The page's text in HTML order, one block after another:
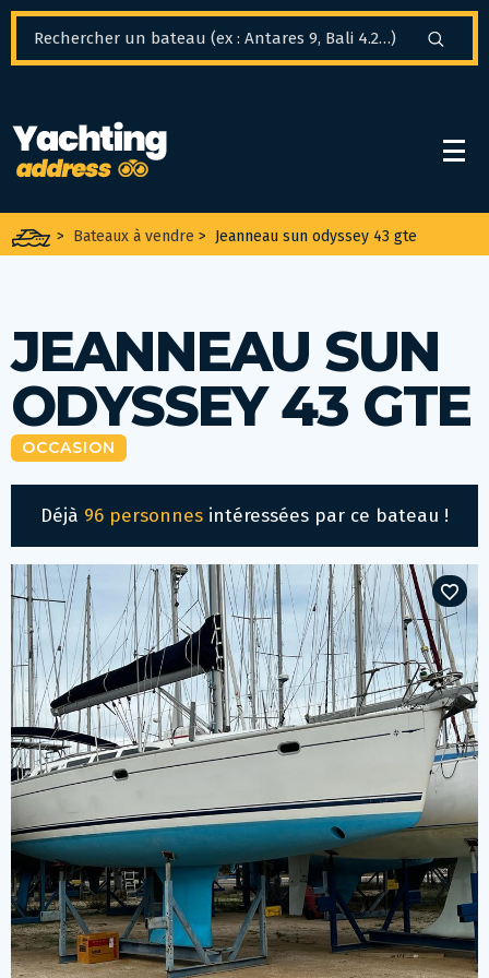
> Bateaux à vendre > Jeanneau sun odyssey 43 gte
JEANNEAU SUN
ODYSSEY 43 GTE
OCCASION
Déjà 96 personnes intéressées par ce bateau !
Panneau de gestion des cookies